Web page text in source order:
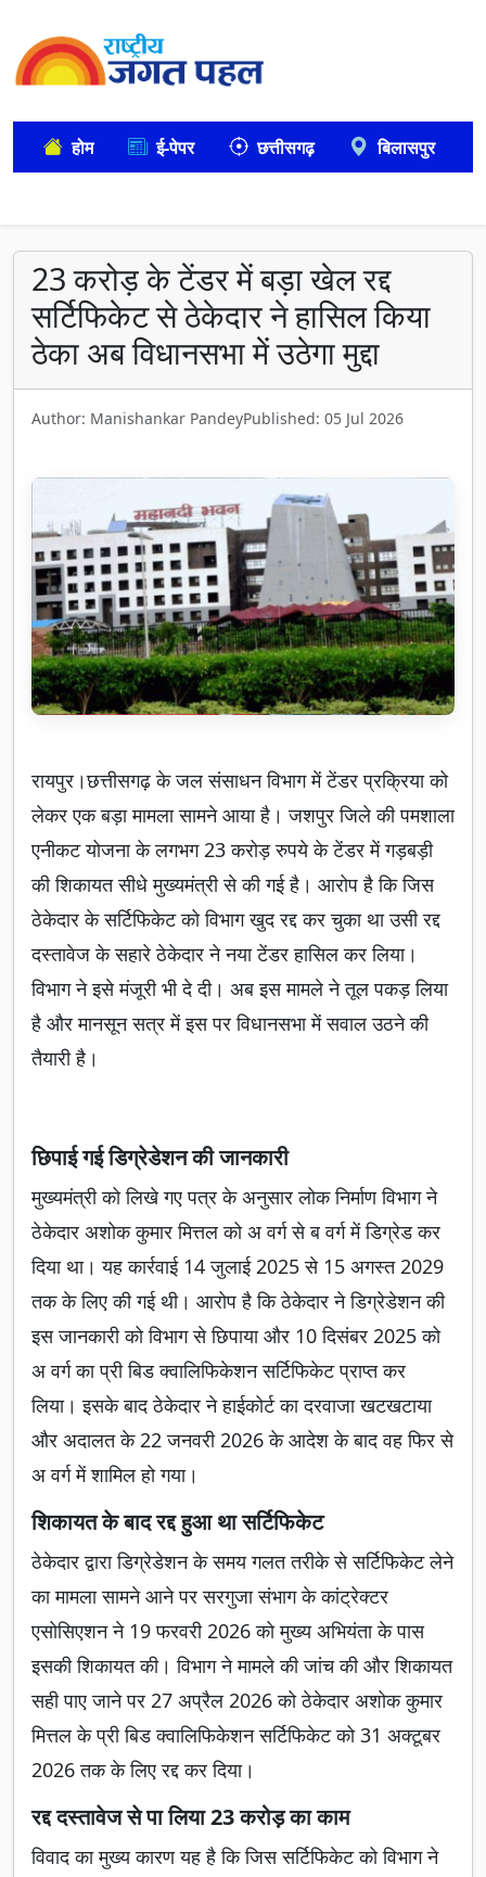
होम ई-पेपर छत्तीसगढ़ बिलासपुर
23 करोड़ के टेंडर में बड़ा खेल रद्द
सर्टिफिकेट से ठेकेदार ने हासिल किया
ठेका अब विधानसभा में उठेगा मुद्दा
Author: Manishankar PandeyPublished: 05 Jul 2026
रायपुर।छत्तीसगढ़ के जल संसाधन विभाग में टेंडर प्रक्रिया को
लेकर एक बड़ा मामला सामने आया है। जशपुर जिले की पमशाला
एनीकट योजना के लगभग 23 करोड़ रुपये के टेंडर में गड़बड़ी
की शिकायत सीधे मुख्यमंत्री से की गई है। आरोप है कि जिस
ठेकेदार के सर्टिफिकेट को विभाग खुद रद्द कर चुका था उसी रद्द
दस्तावेज के सहारे ठेकेदार ने नया टेंडर हासिल कर लिया।
विभाग ने इसे मंजूरी भी दे दी। अब इस मामले ने तूल पकड़ लिया
है और मानसून सत्र में इस पर विधानसभा में सवाल उठने की
तैयारी है।
छिपाई गई डिग्रेडेशन की जानकारी
मुख्यमंत्री को लिखे गए पत्र के अनुसार लोक निर्माण विभाग ने
ठेकेदार अशोक कुमार मित्तल को अ वर्ग से ब वर्ग में डिग्रेड कर
दिया था। यह कार्रवाई 14 जुलाई 2025 से 15 अगस्त 2029
तक के लिए की गई थी। आरोप है कि ठेकेदार ने डिग्रेडेशन की
इस जानकारी को विभाग से छिपाया और 10 दिसंबर 2025 को
अ वर्ग का प्री बिड क्वालिफिकेशन सर्टिफिकेट प्राप्त कर
लिया। इसके बाद ठेकेदार ने हाईकोर्ट का दरवाजा खटखटाया
और अदालत के 22 जनवरी 2026 के आदेश के बाद वह फिर से
अ वर्ग में शामिल हो गया।
शिकायत के बाद रद्द हुआ था सर्टिफिकेट
ठेकेदार द्वारा डिग्रेडेशन के समय गलत तरीके से सर्टिफिकेट लेने
का मामला सामने आने पर सरगुजा संभाग के कांट्रेक्टर
एसोसिएशन ने 19 फरवरी 2026 को मुख्य अभियंता के पास
इसकी शिकायत की। विभाग ने मामले की जांच की और शिकायत
सही पाए जाने पर 27 अप्रैल 2026 को ठेकेदार अशोक कुमार
मित्तल के प्री बिड क्वालिफिकेशन सर्टिफिकेट को 31 अक्टूबर
2026 तक के लिए रद्द कर दिया।
रद्द दस्तावेज से पा लिया 23 करोड़ का काम
विवाद का मुख्य कारण यह है कि जिस सर्टिफिकेट को विभाग ने